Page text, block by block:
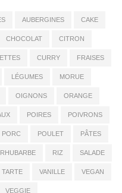
AUBERGINES CAKE
CHOCOLAT CITRON
CURRY FRAISES
LÉGUMES MORUE
OIGNONS ORANGE
POIRES POIVRONS
PORC POULET PÂTES
RHUBARBE RIZ SALADE
TARTE VANILLE VEGAN
VEGGIE